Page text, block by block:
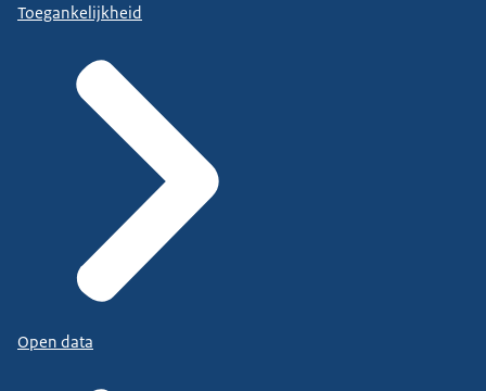
Toegankelijkheid
Open data